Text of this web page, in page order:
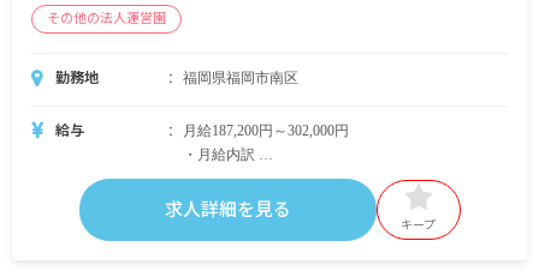
その他の法人運営園
勤務地 福岡県福岡市南区
給与
月給187,200円～302,000円
・月給内訳
基本給 181,200円～296,000円
研究手当 3,000円
求人詳細を見る
キープ